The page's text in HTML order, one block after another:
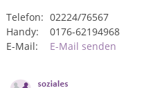
Telefon: 02224/76567
Handy:
0176-62194968
E-Mail:
E-Mail senden